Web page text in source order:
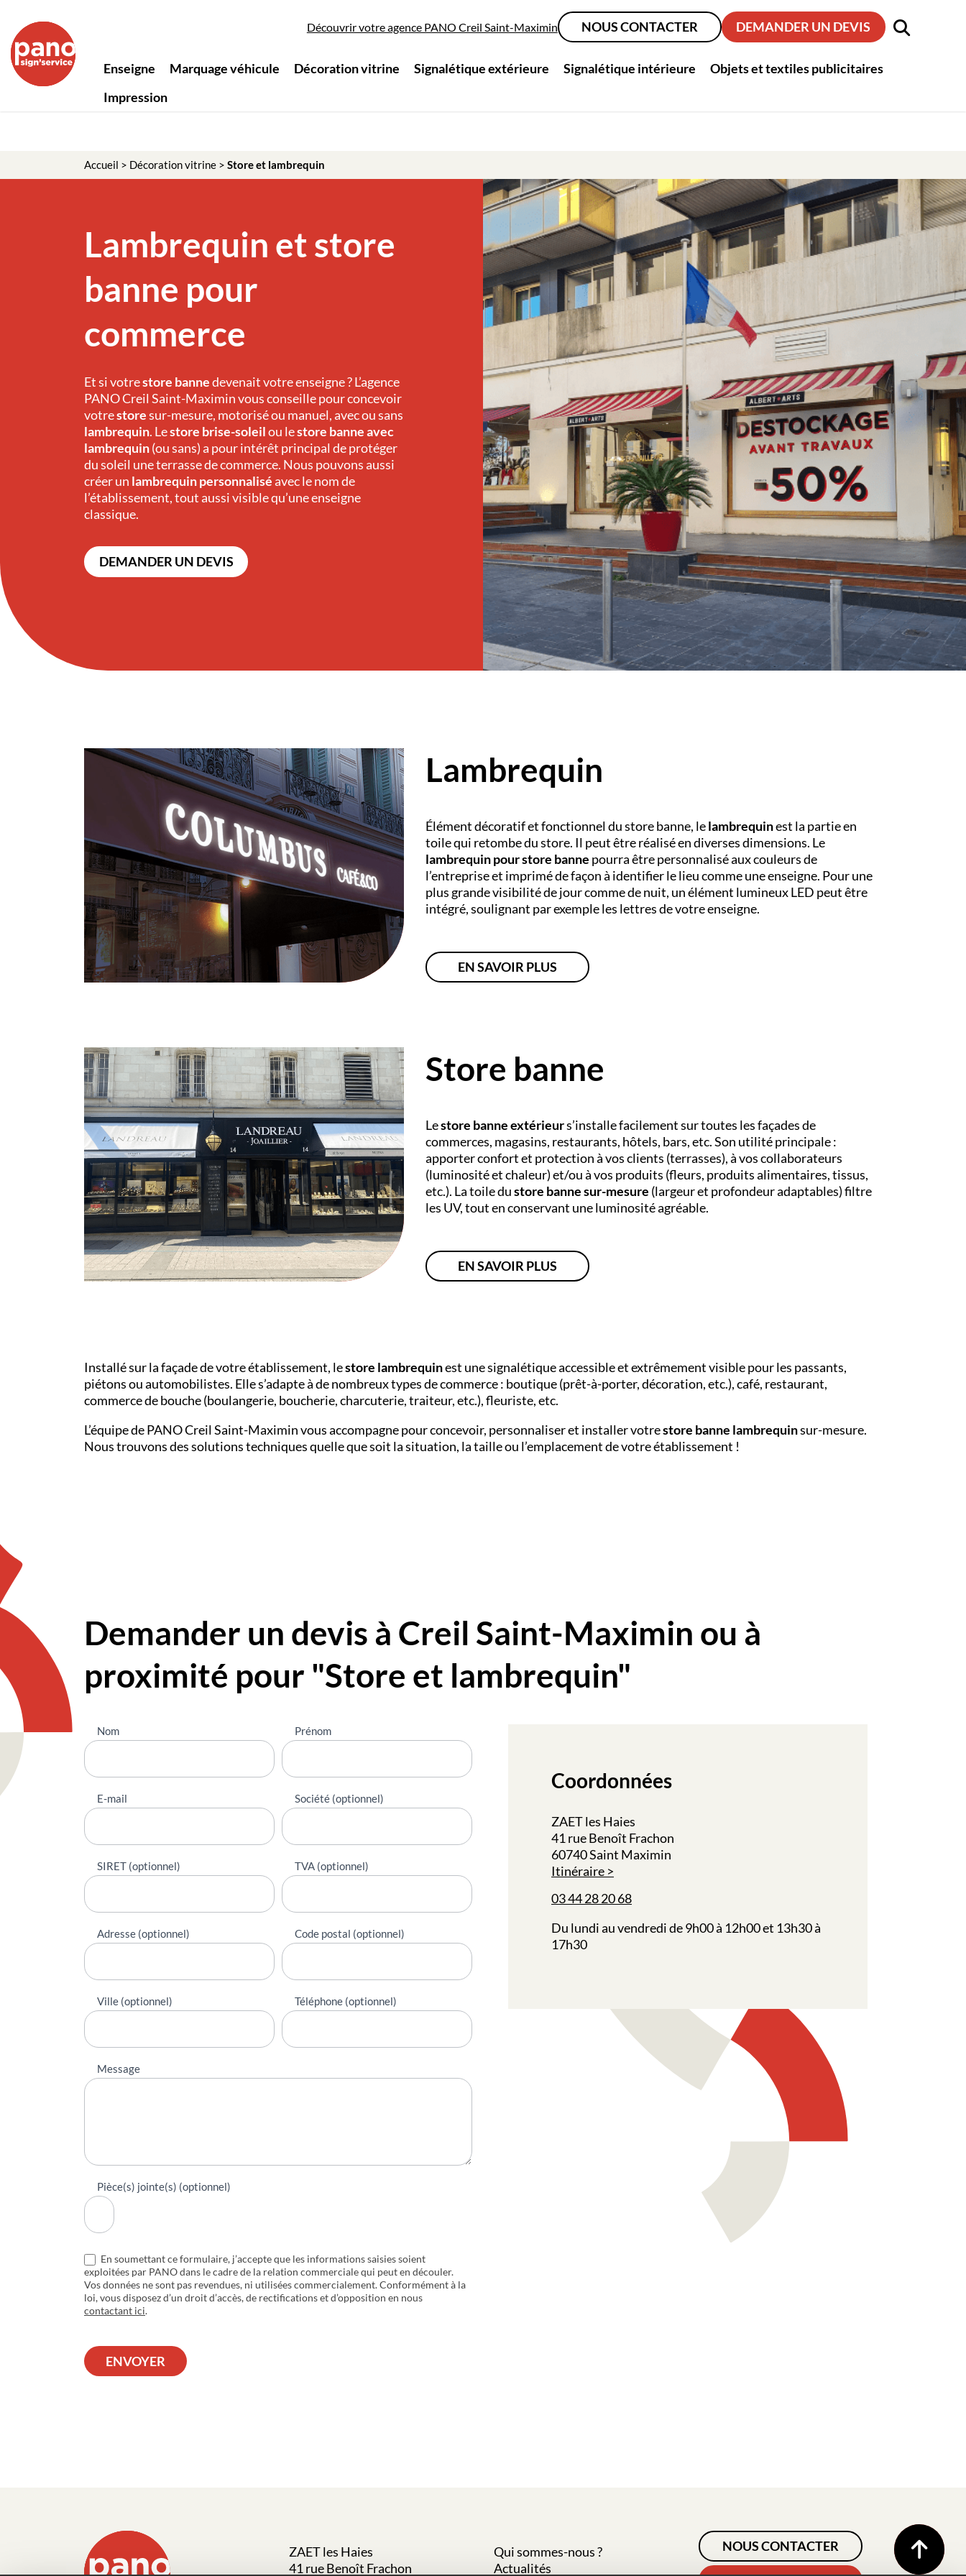
Enseigne Marquage véhicule Décoration vitrine Signalétique extérieure Signalétique intérieure
Objets et textiles publicitaires
Impression
Découvrir votre agence PANO Creil Saint-Maximin NOUS CONTACTER DEMANDER UN DEVIS
Accueil > Décoration vitrine > Store et lambrequin
Lambrequin et store
banne pour
commerce
Et si votrestore bannedevenait votre enseigne ? L’agence
PANOCreil Saint-Maximinvous conseille pour concevoir
votrestoresur-mesure, motorisé ou manuel, avec ou sans
lambrequin. Lestore brise-soleilou lestore banne avec
lambrequin(ou sans) a pour intérêt principal de protéger
du soleil une terrasse de commerce. Nous pouvons aussi
créer un lambrequinpersonnaliséavec le nom de
l’établissement, tout aussi visible qu’une enseigne
classique.
DEMANDER UN DEVIS
Lambrequin
Élément décoratif et fonctionnel du store banne, lelambrequinest la partie en
toile qui retombe du store. Il peut être réalisé en diverses dimensions. Le
lambrequin pour store banne pourra être personnalisé aux couleurs de
l’entreprise et imprimé de façon à identifier le lieu comme une enseigne. Pour une
plus grande visibilité de jour comme de nuit, un élément lumineux LED peut être
intégré, soulignant par exemple les lettres de votre enseigne.
EN SAVOIR PLUS
Store banne
Lestore banne extérieurs’installe facilement sur toutes les façades de
commerces, magasins, restaurants, hôtels, bars, etc. Son utilité principale :
apporter confort et protection à vos clients (terrasses), à vos collaborateurs
(luminosité et chaleur) et/ou à vos produits (fleurs, produits alimentaires, tissus,
etc.). La toile dustore banne sur-mesure (largeur et profondeur adaptables) filtre
les UV, tout en conservant une luminosité agréable.
EN SAVOIR PLUS
Installé sur la façade de votre établissement, lestore lambrequinest une signalétique accessible et extrêmement visible pour les passants,
piétons ou automobilistes. Elle s’adapte à de nombreux types de commerce : boutique (prêt-à-porter, décoration, etc.), café, restaurant,
commerce de bouche (boulangerie, boucherie, charcuterie, traiteur, etc.), fleuriste, etc.
L’équipe de PANOCreil Saint-Maximinvous accompagne pour concevoir, personnaliser et installer votrestore banne lambrequinsur-mesure.
Nous trouvons des solutions techniques quelle que soit la situation, la taille ou l’emplacement de votre établissement !
Demander un devis à Creil Saint-Maximin ou à
proximité pour "Store et lambrequin"
Nous
contacter
Nom Prénom
E-mail Société (optionnel)
SIRET (optionnel) TVA (optionnel)
Adresse (optionnel) Code postal (optionnel)
Ville (optionnel) Téléphone (optionnel)
Message
Pièce(s) jointe(s) (optionnel)
En soumettant ce formulaire, j’accepte que les informations saisies soient
exploitées par PANO dans le cadre de la relation commerciale qui peut en découler.
Vos données ne sont pas revendues, ni utilisées commercialement. Conformément à la
loi, vous disposez d’un droit d’accès, de rectifications et d’opposition en nous
contactant ici.
ENVOYER
Coordonnées
ZAET les Haies
41 rue Benoît Frachon
60740 Saint Maximin
Itinéraire
03 44 28 20 68
Du lundi au vendredi de 9h00 à 12h00 et 13h30 à
17h30
ZAET les Haies
41 rue Benoît Frachon
Qui sommes-nous ?
Actualités
NOUS CONTACTER